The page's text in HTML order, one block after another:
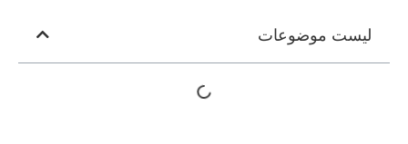
لیست موضوعات